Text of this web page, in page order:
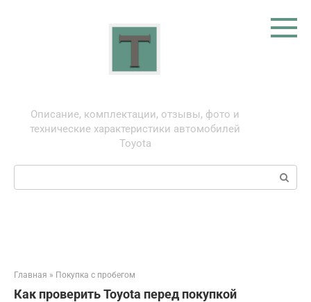
Описание, комплектации, отзывы, фото и
технические характеристики автомобилей
Toyota
Поиск:
Главная » Покупка с пробегом
Как проверить Toyota перед покупкой